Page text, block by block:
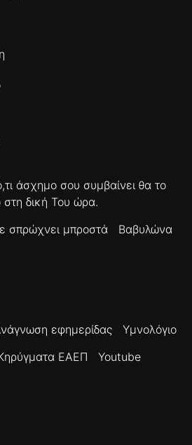
άσχημο σου συμβαίνει θα το
δική Του ώρα.
σπρώχνει μπροστά
Βαβυλώνα
εφημερίδας
Υμνολόγιο
ΕΑΕΠ
Youtube